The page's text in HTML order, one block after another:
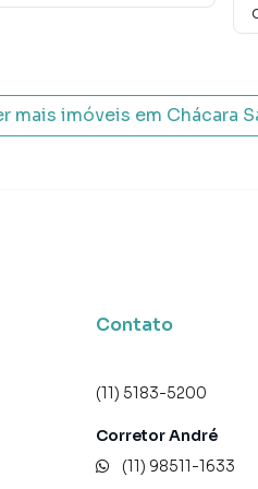
você consegue
para São Paulo, o que
consequência uma maior
mais imóveis em Chácara
Contato
(11) 5183-5200
Corretor André
(11) 98511-1633